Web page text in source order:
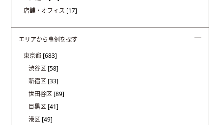
店舗・オフィス [17]
エリアから事例を探す
東京都 [683]
渋谷区 [58]
新宿区 [33]
世田谷区 [89]
目黒区 [41]
港区 [49]